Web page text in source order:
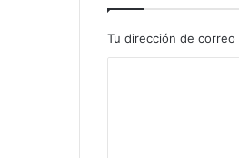
Tu dirección de